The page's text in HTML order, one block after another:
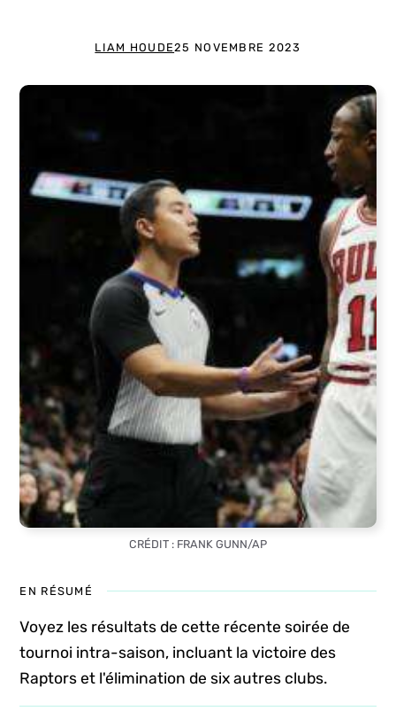
LIAM HOUDE25 NOVEMBRE 2023
CRÉDIT : FRANK GUNN/AP
EN RÉSUMÉ
Voyez les résultats de cette récente soirée de
tournoi intra-saison, incluant la victoire des
Raptors et l'élimination de six autres clubs.